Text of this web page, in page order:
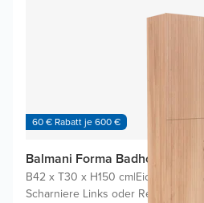
60 € Rabatt je 600 €
Balmani Forma Badhochschrank
B42 x T30 x H150 cm|Eiche Natur
Scharniere Links oder Rechts